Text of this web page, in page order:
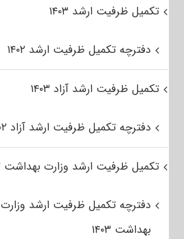
تکمیل ظرفیت ارشد ۱۴۰۳
دفترچه تکمیل ظرفیت ارشد ۱۴۰۲
تکمیل ظرفیت ارشد آزاد ۱۴۰۳
دفترچه تکمیل ظرفیت ارشد آزاد ۱۴۰۲
تکمیل ظرفیت ارشد وزارت بهداشت ۱۴۰۳
دفترچه تکمیل ظرفیت ارشد وزارت
بهداشت ۱۴۰۳